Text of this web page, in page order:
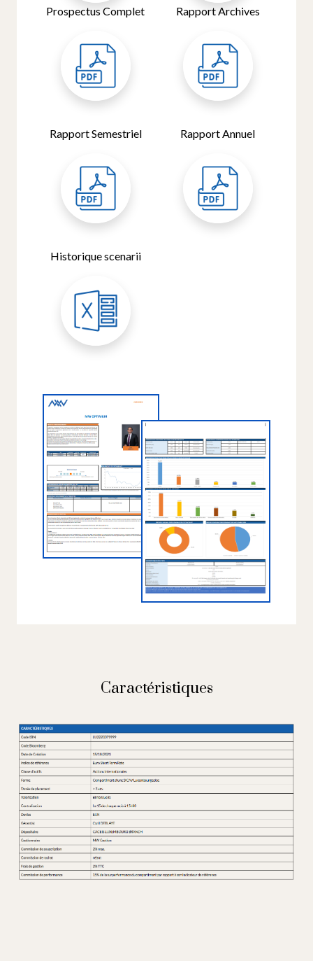
Prospectus Complet Rapport Archives
Rapport Semestriel Rapport Annuel
Historique scenarii
Caractéristiques